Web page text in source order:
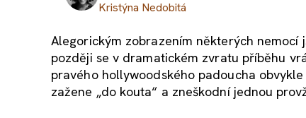
Kristýna Nedobitá
Alegorickým zobrazením některých nemocí
později se v dramatickém zvratu příběhu
pravého hollywoodského padoucha
zažene „do kouta“ a zneškodní jednou